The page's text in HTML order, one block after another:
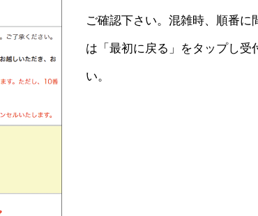
ご確認下さい。混雑時、順番に
は「最初に戻る」をタップし受
い。